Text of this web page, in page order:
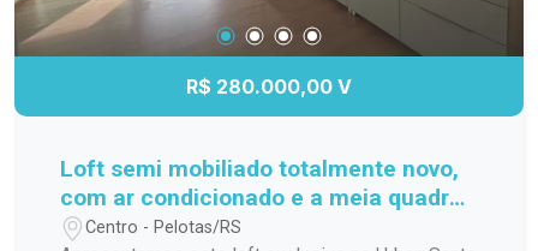
serviços, trazendo mais praticidade para o dia a
dia. Agende sua visita. Não perca a oportunidade
de conhecer este apartamento. Entre em contato
e agende sua visita para descobrir tudo o que
R$ 280.000,00 V
Loft semi mobiliado totalmente novo,
com ar condicionado e a meia quadra
da ucpel
Centro - Pelotas/RS